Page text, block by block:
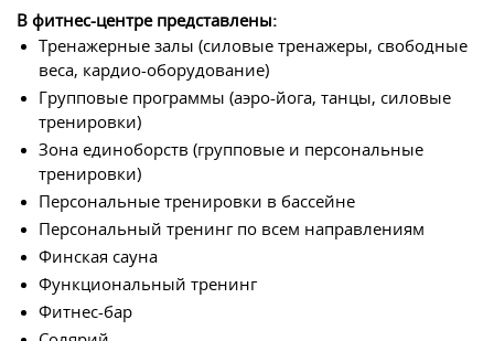
В фитнес-центре представлены:
Тренажерные залы (силовые тренажеры, свободные
веса, кардио-оборудование)
Групповые программы (аэро-йога, танцы, силовые
тренировки)
Зона единоборств (групповые и персональные
тренировки)
Персональные тренировки в бассейне
Персональный тренинг по всем направлениям
Финская сауна
Функциональный тренинг
Фитнес-бар